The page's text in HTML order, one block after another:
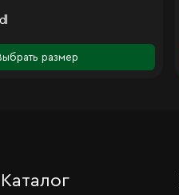
размер
Каталог